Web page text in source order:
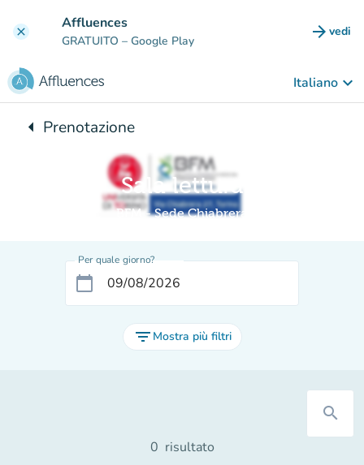
clear Affluences
GRATUITO – Google Play arrow_forward vedi
Italiano keyboard_arrow_down
arrow_leftTorna a:
Prenotazione
Sala lettura
BFM - Sede Chiabrera
Per quale giorno?
calendar_today
filter_list Mostra più filtri
search
0 risultato